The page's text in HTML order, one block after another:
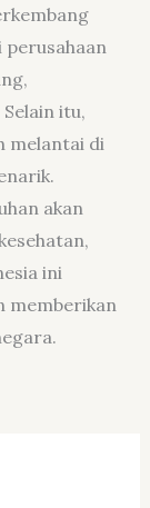
perusahaan
itu,
melantai di
akan
ini
memberikan